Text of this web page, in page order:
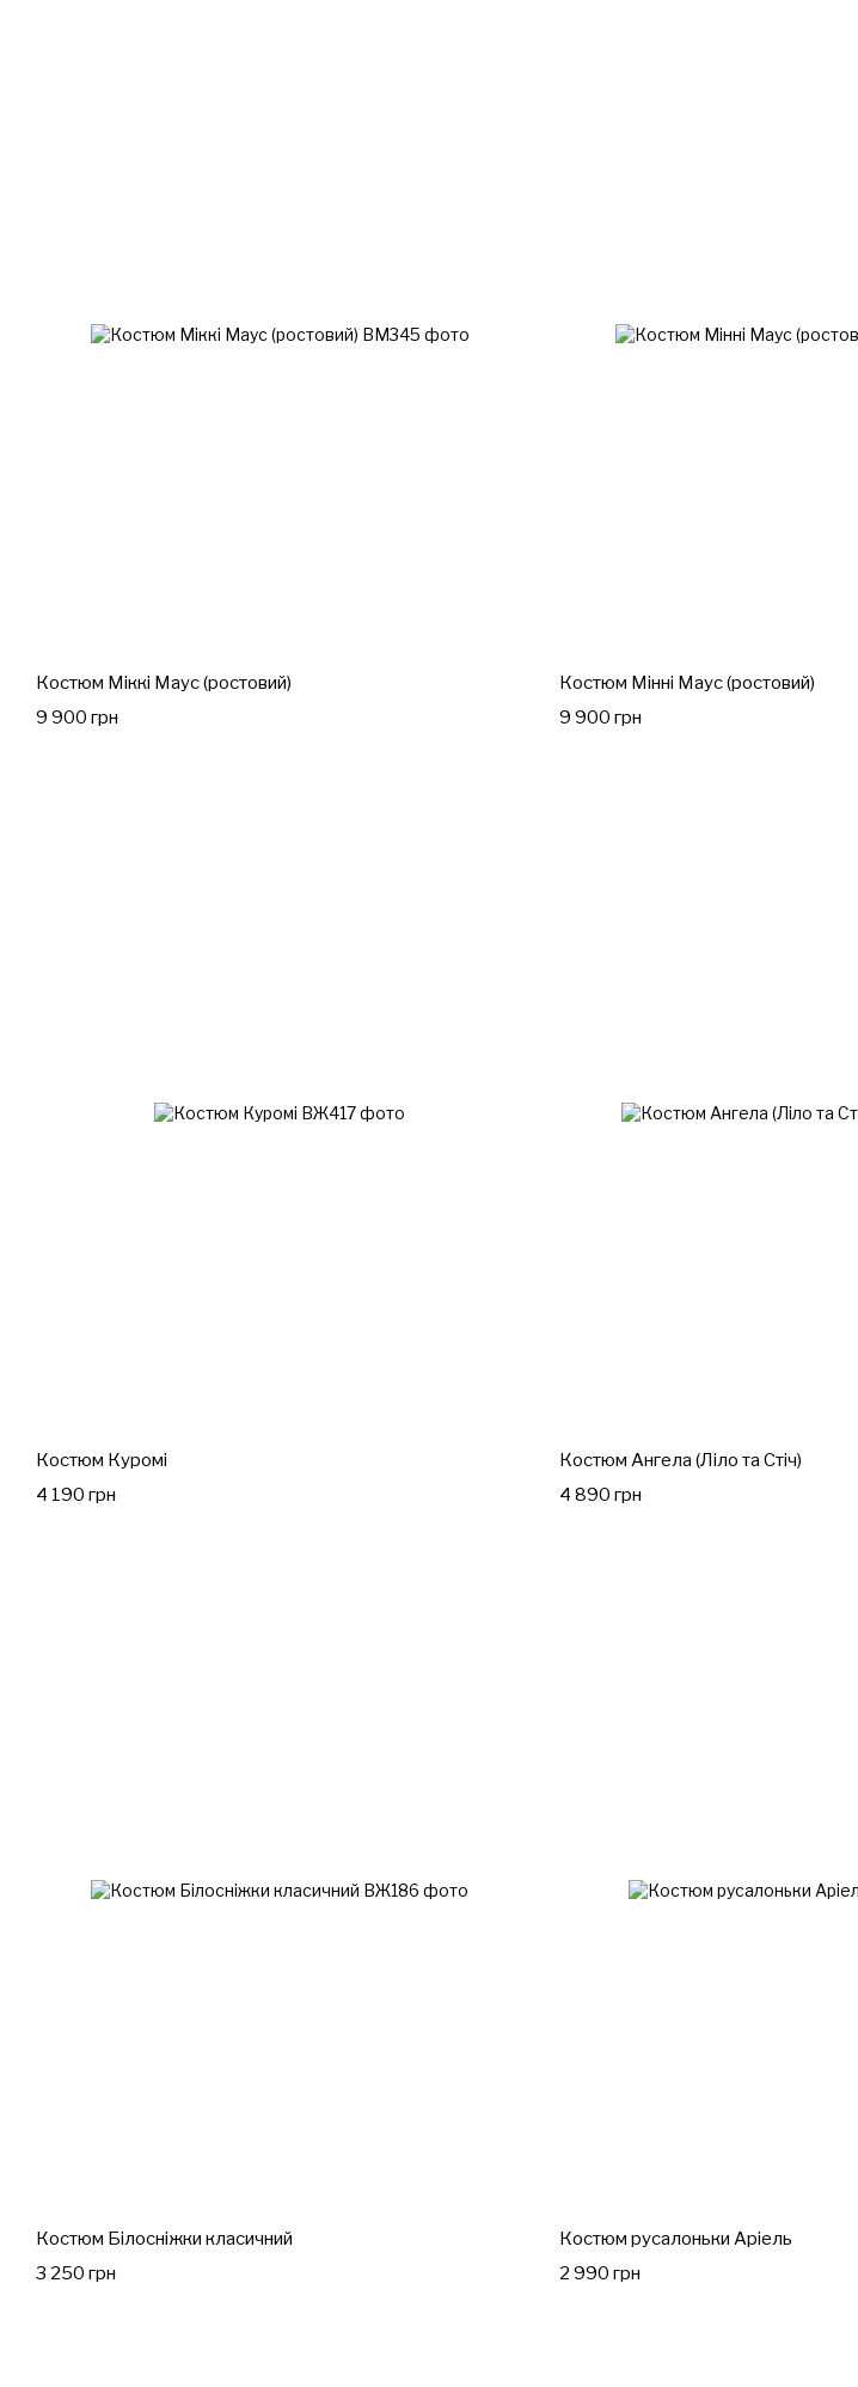
Костюм Міккі Маус (ростовий)
9 900 грн
Костюм Мінні Маус (ростовий)
9 900 грн
Костюм Куромі
4 190 грн
Костюм Ангела (Ліло та Стіч)
4 890 грн
Костюм Білосніжки класичний
3 250 грн
Костюм русалоньки Аріель
2 990 грн